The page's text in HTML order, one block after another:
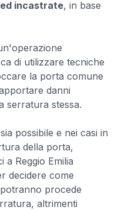
incastrate, in base
di utilizzare tecniche
la porta comune
danni
serratura stessa.
possibile e nei casi in
della porta,
a Reggio Emilia
decidere come
procede
altrimenti